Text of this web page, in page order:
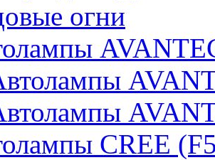
огни
CREE